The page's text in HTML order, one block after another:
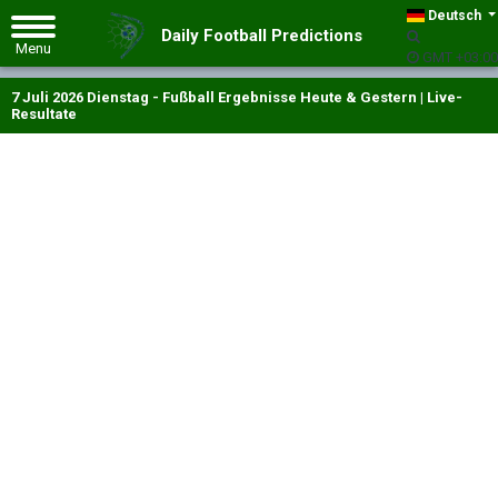
Deutsch
GMT +03:00
Daily Football Predictions
7 Juli 2026 Dienstag - Fußball Ergebnisse Heute & Gestern | Live-
Resultate